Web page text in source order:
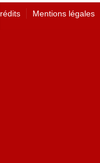
Mentions légales